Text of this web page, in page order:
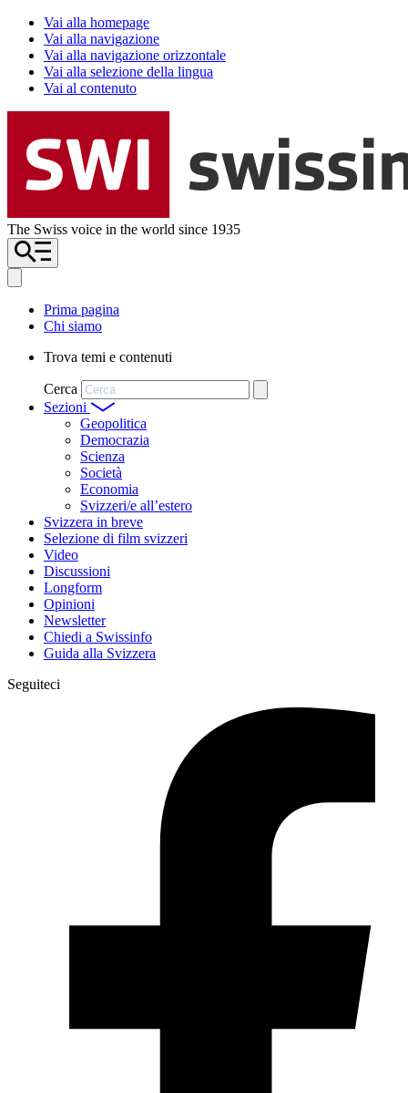
Vai alla homepage
Vai alla navigazione
Vai alla navigazione orizzontale
Vai alla selezione della lingua
Vai al contenuto
The Swiss voice in the world since 1935
Prima pagina
Chi siamo
Trova temi e contenuti
Cerca
Sezioni
Geopolitica
Democrazia
Scienza
Società
Economia
Svizzeri/e all’estero
Svizzera in breve
Selezione di film svizzeri
Video
Discussioni
Longform
Opinioni
Newsletter
Chiedi a Swissinfo
Guida alla Svizzera
Seguiteci